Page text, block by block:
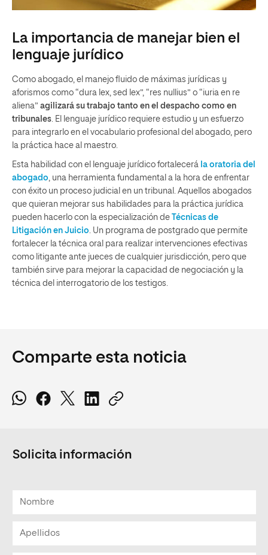
La importancia de manejar bien el
lenguaje jurídico
Como abogado, el manejo fluido de máximas jurídicas y
aforismos como “dura lex, sed lex”, “res nullius” o “iuria en re
aliena” agilizará su trabajo tanto en el despacho como en
tribunales. El lenguaje jurídico requiere estudio y un esfuerzo
para integrarlo en el vocabulario profesional del abogado, pero
la práctica hace al maestro.
Esta habilidad con el lenguaje jurídico fortalecerá la oratoria del
abogado, una herramienta fundamental a la hora de enfrentar
con éxito un proceso judicial en un tribunal. Aquellos abogados
que quieran mejorar sus habilidades para la práctica jurídica
pueden hacerlo con la especialización de
Técnicas de
Litigación en Juicio. Un programa de postgrado que permite
fortalecer la técnica oral para realizar intervenciones efectivas
como litigante ante jueces de cualquier jurisdicción, pero que
también sirve para mejorar la capacidad de negociación y la
técnica del interrogatorio de los testigos.
Comparte esta noticia
Solicita información